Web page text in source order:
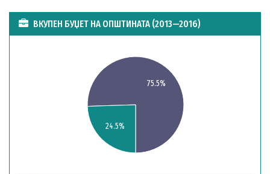
ВКУПЕН БУЏЕТ НА ОПШТИНАТА (2013—2016)
75.5%
24.5%